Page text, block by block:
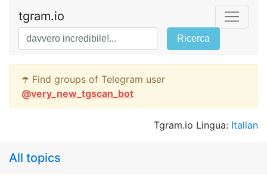
tgram.io
Ricerca
☂️ Find groups of Telegram user
@very_new_tgscan_bot
Tgram.io Lingua: Italian
All topics